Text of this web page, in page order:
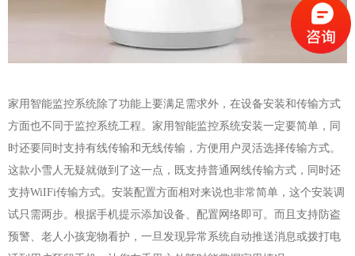
家用智能监控系统除了功能上要满足需求外，在设备安装和传输方式
方面也不同于监控系统工程。家用智能监控系统安装一定要简单，同
时还要同时支持有线传输和无线传输，方便用户灵活选择传输方式。
这款小雪人无疑就做到了这一点，既支持普通网线传输方式，同时还
支持WiIFi传输方式。安装配置方面相对来说也非常简单，这个安装调
试只需两步。根据手机提示添加设备、配置网络即可。而且支持防盗
预警、老人小孩宠物看护，一旦发现异常系统自动推送消息或拨打电